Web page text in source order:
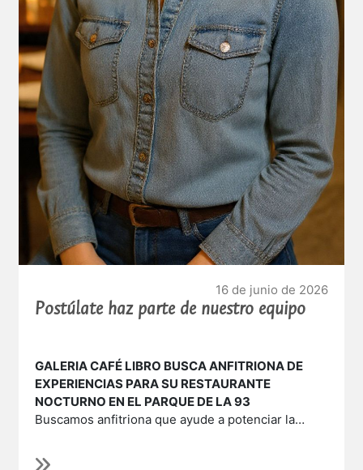
16 de junio de 2026
Postúlate haz parte de nuestro equipo
GALERIA CAFÉ LIBRO BUSCA ANFITRIONA DE
EXPERIENCIAS PARA SU RESTAURANTE
NOCTURNO EN EL PARQUE DE LA 93
Buscamos anfitriona que ayude a potenciar la
nuestros platos con excelente presencia, carisma,
producto: buscamos crear una experiencia